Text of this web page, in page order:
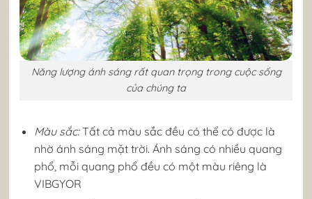
Năng lượng ánh sáng rất quan trọng trong cuộc sống
của chúng ta
Màu sắc:Tất cả màu sắc đều có thể có được là
nhờ ánh sáng mặt trời. Ánh sáng có nhiều quang
phổ, mỗi quang phổ đều có một màu riêng là
VIBGYOR